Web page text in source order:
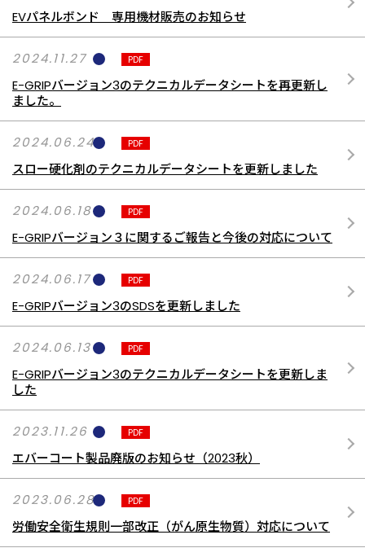
EVパネルボンド 専用機材販売のお知らせ
2024.11.27 PDF
E-GRIPバージョン3のテクニカルデータシートを再更新し
ました。
2024.06.24 PDF
スロー硬化剤のテクニカルデータシートを更新しました
2024.06.18 PDF
E-GRIPバージョン３に関するご報告と今後の対応について
2024.06.17 PDF
E-GRIPバージョン3のSDSを更新しました
2024.06.13 PDF
E-GRIPバージョン3のテクニカルデータシートを更新しま
した
2023.11.26 PDF
エバーコート製品廃版のお知らせ（2023秋）
2023.06.28 PDF
労働安全衛生規則一部改正（がん原生物質）対応について